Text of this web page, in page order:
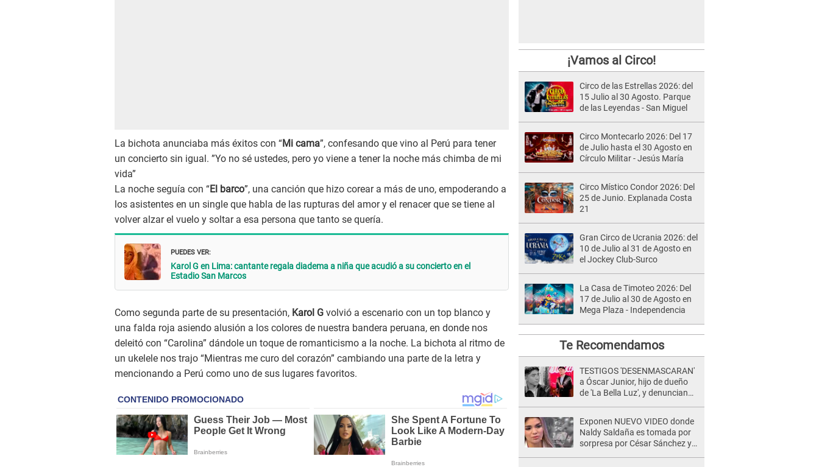
La bichota anunciaba más éxitos con “Mi cama”, confesando que vino al Perú para tener
un concierto sin igual. ”Yo no sé ustedes, pero yo viene a tener la noche más chimba de mi
vida”
La noche seguía con “El barco”, una canción que hizo corear a más de uno, empoderando a
los asistentes en un single que habla de las rupturas del amor y el renacer que se tiene al
volver alzar el vuelo y soltar a esa persona que tanto se quería.
PUEDES VER:
Karol G en Lima: cantante regala diadema a niña que acudió a su concierto en el
Estadio San Marcos
Como segunda parte de su presentación, Karol G volvió a escenario con un top blanco y
una falda roja asiendo alusión a los colores de nuestra bandera peruana, en donde nos
deleitó con “Carolina” dándole un toque de romanticismo a la noche. La bichota al ritmo de
un ukelele nos trajo “Mientras me curo del corazón” cambiando una parte de la letra y
mencionando a Perú como uno de sus lugares favoritos.
¡Vamos al Circo!
Circo de las Estrellas 2026: del
15 Julio al 30 Agosto. Parque
de las Leyendas - San Miguel
Circo Montecarlo 2026: Del 17
de Julio hasta el 30 Agosto en
Círculo Militar - Jesús María
Circo Místico Condor 2026: Del
25 de Junio. Explanada Costa
21
Gran Circo de Ucrania 2026: del
10 de Julio al 31 de Agosto en
el Jockey Club-Surco
La Casa de Timoteo 2026: Del
17 de Julio al 30 de Agosto en
Mega Plaza - Independencia
Te Recomendamos
TESTIGOS 'DESENMASCARAN'
a Óscar Junior, hijo de dueño
de 'La Bella Luz', y denuncian
Exponen NUEVO VIDEO donde
Naldy Saldaña es tomada por
sorpresa por César Sánchez y